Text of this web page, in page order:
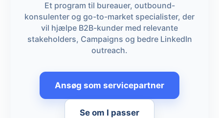
Et program til bureauer, outbound-
konsulenter og go-to-market specialister, der
vil hjælpe B2B-kunder med relevante
stakeholders, Campaigns og bedre LinkedIn
outreach.
Ansøg som servicepartner
Se om I passer